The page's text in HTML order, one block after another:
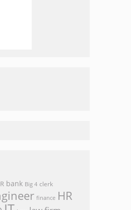
bank Big 4 clerk
finance HR